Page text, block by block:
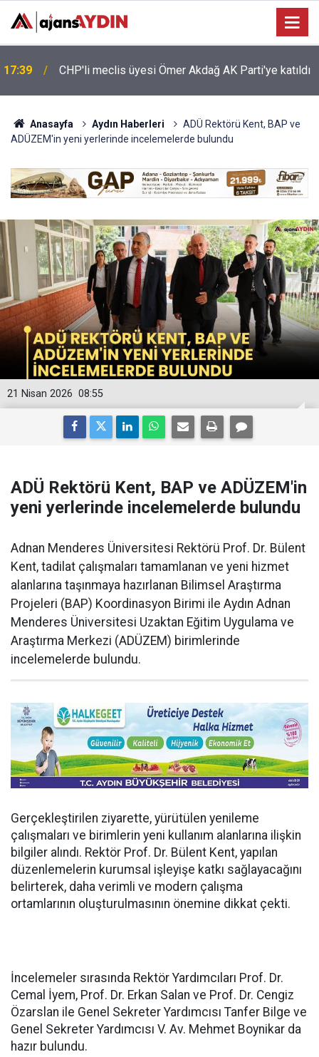
17:28 AK Parti’nin 25. yılı Aydın’da kutlandı
Anasayfa Aydın Haberleri
ADÜ Rektörü Kent, BAP ve
ADÜZEM'in yeni yerlerinde incelemelerde bulundu
08:55
21 Nisan 2026
ADÜ Rektörü Kent, BAP ve ADÜZEM'in
yeni yerlerinde incelemelerde bulundu
Adnan Menderes Üniversitesi Rektörü Prof. Dr. Bülent
Kent, tadilat çalışmaları tamamlanan ve yeni hizmet
alanlarına taşınmaya hazırlanan Bilimsel Araştırma
Projeleri (BAP) Koordinasyon Birimi ile Aydın Adnan
Menderes Üniversitesi Uzaktan Eğitim Uygulama ve
Araştırma Merkezi (ADÜZEM) birimlerinde
incelemelerde bulundu.
Gerçekleştirilen ziyarette, yürütülen yenileme
çalışmaları ve birimlerin yeni kullanım alanlarına ilişkin
bilgiler alındı. Rektör Prof. Dr. Bülent Kent, yapılan
düzenlemelerin kurumsal işleyişe katkı sağlayacağını
belirterek, daha verimli ve modern çalışma
ortamlarının oluşturulmasının önemine dikkat çekti.
İncelemeler sırasında Rektör Yardımcıları Prof. Dr.
Cemal İyem, Prof. Dr. Erkan Salan ve Prof. Dr. Cengiz
Özarslan ile Genel Sekreter Yardımcısı Tanfer Bilge ve
Genel Sekreter Yardımcısı V. Av. Mehmet Boynikar da
hazır bulundu.